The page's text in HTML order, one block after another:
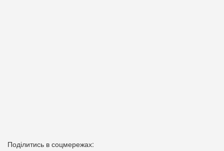
Поділитись в соцмережах: